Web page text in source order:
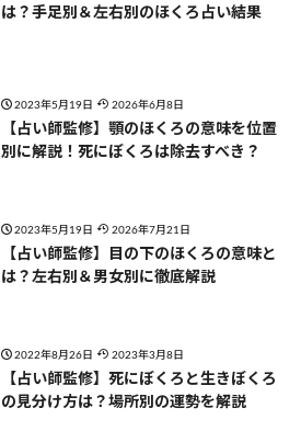
は？手足別＆左右別のほくろ占い結果
2023年5月19日 2026年6月8日
【占い師監修】顎のほくろの意味を位置
別に解説！死にぼくろは除去すべき？
2023年5月19日 2026年7月21日
【占い師監修】目の下のほくろの意味と
は？左右別＆男女別に徹底解説
2022年8月26日 2023年3月8日
【占い師監修】死にぼくろと生きぼくろ
の見分け方は？場所別の運勢を解説